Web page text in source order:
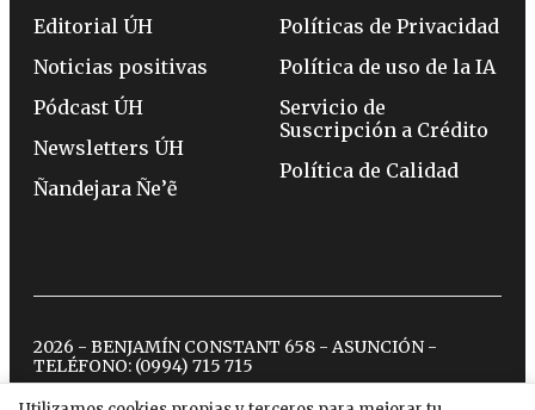
Editorial ÚH
Noticias positivas
Pódcast ÚH
Newsletters ÚH
Ñandejara Ñe’ẽ
Políticas de Privacidad
Política de uso de la IA
Servicio de
Suscripción a Crédito
Política de Calidad
2026 - BENJAMÍN CONSTANT 658 - ASUNCIÓN -
TELÉFONO: (0994) 715 715